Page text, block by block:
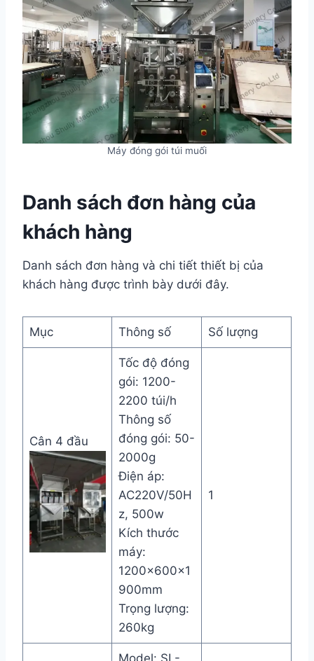
Máy đóng gói túi muối
Danh sách đơn hàng của
khách hàng
Danh sách đơn hàng và chi tiết thiết bị của
khách hàng được trình bày dưới đây.
Mục Thông số Số lượng
Cân 4 đầu
Tốc độ đóng
gói: 1200-
2200 túi/h
Thông số
đóng gói: 50-
2000g
Điện áp:
AC220V/50H
z, 500w
Kích thước
máy:
1200×600×1
900mm
Trọng lượng:
260kg
1
Model: SL-